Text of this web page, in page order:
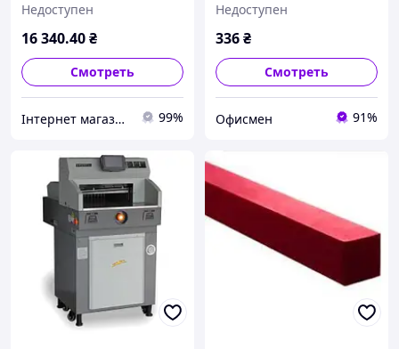
Недоступен
16 340.40₴
Смотреть
Інтернет магазин "Папірко" 99%
Недоступен
336₴
Смотреть
Офисмен 91%